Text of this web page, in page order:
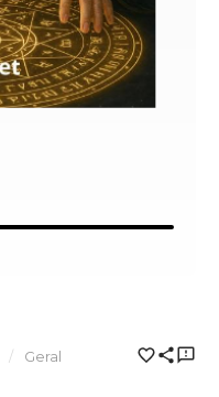
Geral